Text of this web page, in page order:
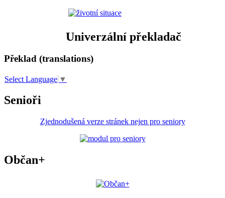
Univerzální překladač
Překlad (translations)
Select Language ▼
Senioři
Zjednodušená verze stránek nejen pro seniory
Občan+